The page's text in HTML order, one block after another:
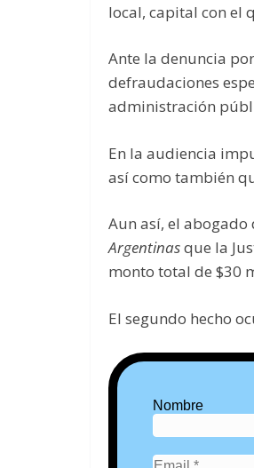
local, capital con el
Ante la denuncia
defraudaciones
administración
En la audiencia
así como también
Aun así, el abogado
Argentinasque la
monto total de $30
El segundo hecho
Nombre